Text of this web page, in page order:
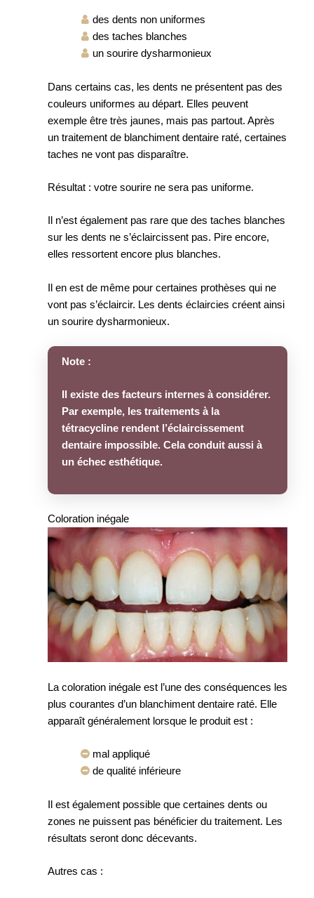
des dents non uniformes
des taches blanches
un sourire dysharmonieux
Dans certains cas, les dents ne présentent pas des
couleurs uniformes au départ. Elles peuvent
exemple être très jaunes, mais pas partout. Après
un traitement de blanchiment dentaire raté, certaines
taches ne vont pas disparaître.
Résultat : votre sourire ne sera pas uniforme.
Il n’est également pas rare que des taches blanches
sur les dents ne s’éclaircissent pas. Pire encore,
elles ressortent encore plus blanches.
Il en est de même pour certaines prothèses qui ne
vont pas s’éclaircir. Les dents éclaircies créent ainsi
un sourire dysharmonieux.
Note :
Il existe des facteurs internes à considérer.
Par exemple, les traitements à la
tétracycline rendent l’éclaircissement
dentaire impossible. Cela conduit aussi à
un échec esthétique.
Coloration inégale
La coloration inégale est l’une des conséquences les
plus courantes d’un blanchiment dentaire raté. Elle
apparaît généralement lorsque le produit est :
mal appliqué
de qualité inférieure
Il est également possible que certaines dents ou
zones ne puissent pas bénéficier du traitement. Les
résultats seront donc décevants.
Autres cas :